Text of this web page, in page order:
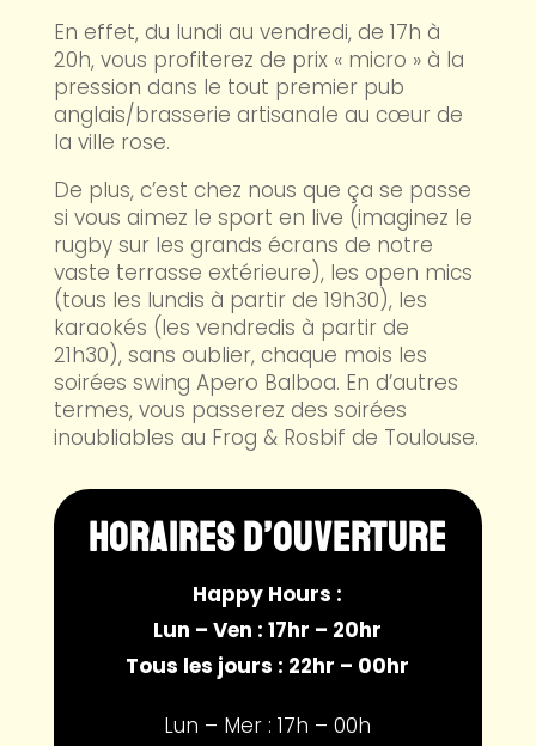
En effet, du lundi au vendredi, de 17h à
20h, vous profiterez de prix « micro » à la
pression dans le tout premier pub
anglais/brasserie artisanale au cœur de
la ville rose.
De plus, c’est chez nous que ça se passe
si vous aimez le sport en live (imaginez le
rugby sur les grands écrans de notre
vaste terrasse extérieure), les open mics
(tous les lundis à partir de 19h30), les
karaokés (les vendredis à partir de
21h30), sans oublier, chaque mois les
soirées swing Apero Balboa. En d’autres
termes, vous passerez des soirées
inoubliables au Frog & Rosbif de Toulouse.
HORAIRES D’OUVERTURE
Happy Hours :
Lun – Ven : 17hr – 20hr
Tous les jours : 22hr – 00hr
Lun – Mer : 17h – 00h